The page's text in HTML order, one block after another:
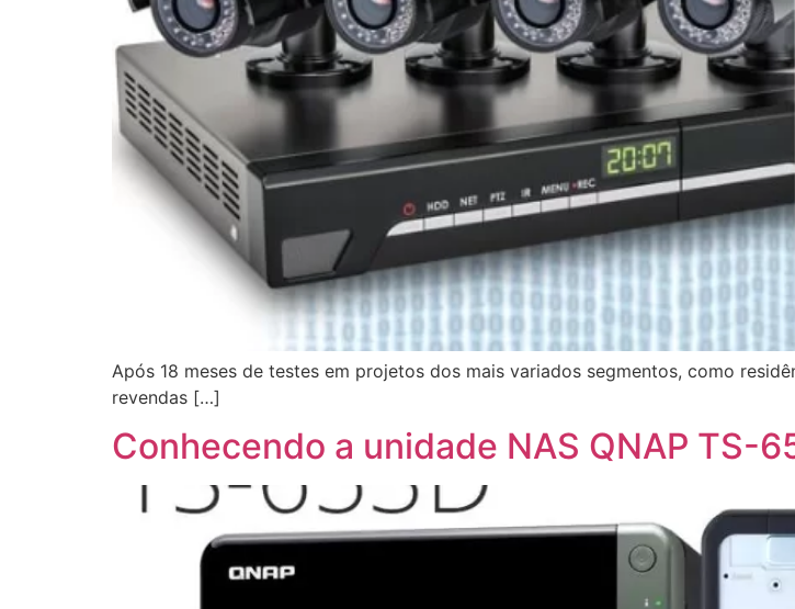
Após 18 meses de testes em projetos dos mais variados segmentos, como
revendas […]
Conhecendo a unidade NAS QNAP TS-